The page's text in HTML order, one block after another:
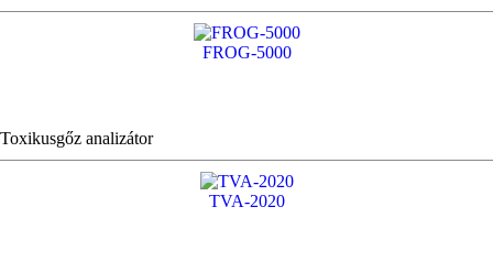
FROG-5000
Toxikusgőz analizátor
TVA-2020